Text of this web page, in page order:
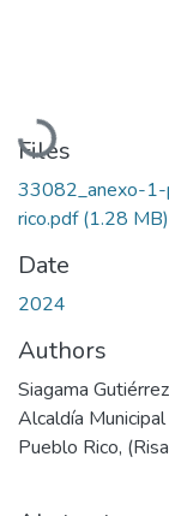
Loading...
Files
33082_anexo-1-
rico.pdf(1.28 MB)
Date
2024
Authors
Siagama
Alcaldía Municipal
Pueblo Rico,